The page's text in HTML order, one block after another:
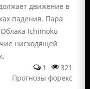
движение в
падения. Пара
Ichimoku
нисходящей
321
1
Прогнозы форекс